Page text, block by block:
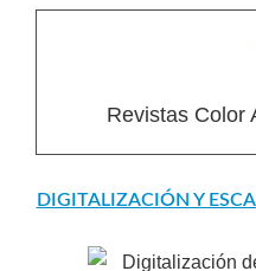
Revistas Color
DIGITALIZACIÓN Y